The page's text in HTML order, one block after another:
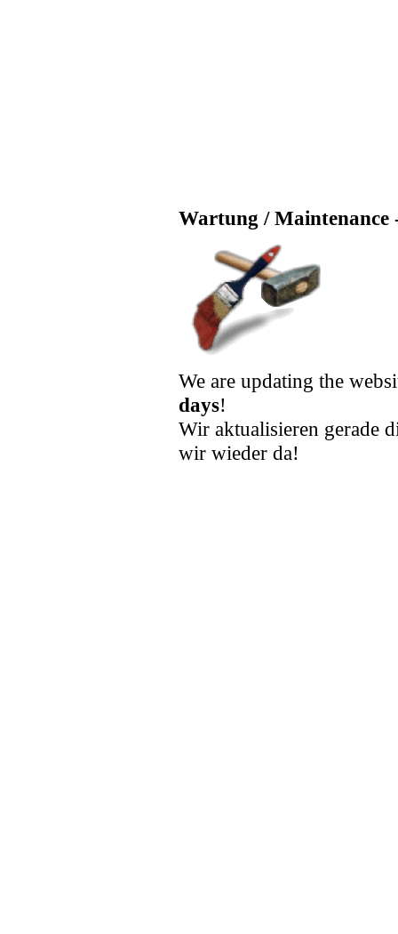
Wartung / Maintenance
We are updating the
days!
Wir aktualisieren gerade
wir wieder da!